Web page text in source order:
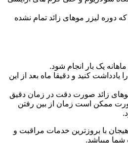
دوره لیزر موهای زائد تمام نشده
یک بار انجام شود.
یادداشت کنید و دقیقا ماه بعد از این
موهای زائد صورت دقت در زمان دقیق
ممکن است زمان از بین رفتن
با بروزترین خدمات مراقبت و
میباشد.